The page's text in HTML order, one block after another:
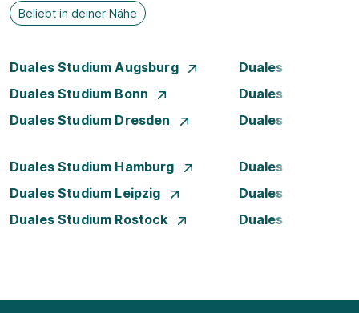
Beliebt in deiner Nähe
Duales Studium Augsburg
Duales Studium
Duales Studium Bonn
Duales Studium
Duales Studium Dresden
Duales Studium
Duales Studium Hamburg
Duales Studium
Duales Studium Leipzig
Duales Studium
Duales Studium Rostock
Duales Studium